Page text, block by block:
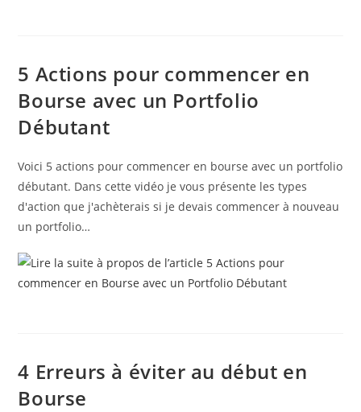
5 Actions pour commencer en
Bourse avec un Portfolio
Débutant
Voici 5 actions pour commencer en bourse avec un portfolio
débutant. Dans cette vidéo je vous présente les types
d'action que j'achèterais si je devais commencer à nouveau
un portfolio…
4 Erreurs à éviter au début en
Bourse